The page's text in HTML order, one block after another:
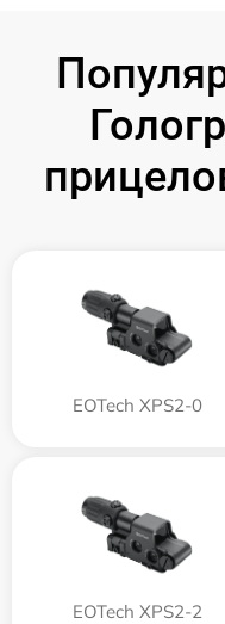
EOTech XPS2-0
EOTech XPS2-2